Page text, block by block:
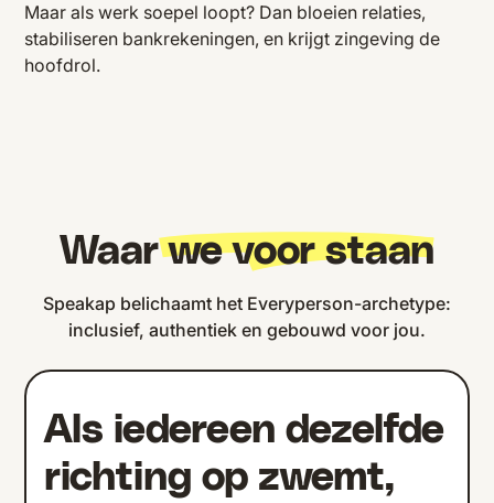
Maar als werk soepel loopt? Dan bloeien relaties,
stabiliseren bankrekeningen, en krijgt zingeving de
hoofdrol.
Waarwe voor staan
Speakap belichaamt het Everyperson-archetype:
inclusief, authentiek en gebouwd voor jou.
Als iedereen dezelfde
richting op zwemt,